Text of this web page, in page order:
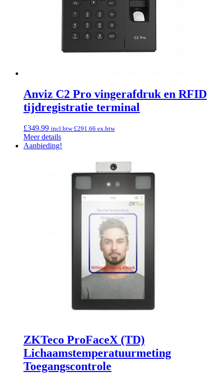
Anviz C2 Pro vingerafdruk en RFID
tijdregistratie terminal
£349.99 incl.btw£291.66 ex.btw
Meer details
Aanbieding!
ZKTeco ProFaceX (TD)
Lichaamstemperatuurmeting
Toegangscontrole